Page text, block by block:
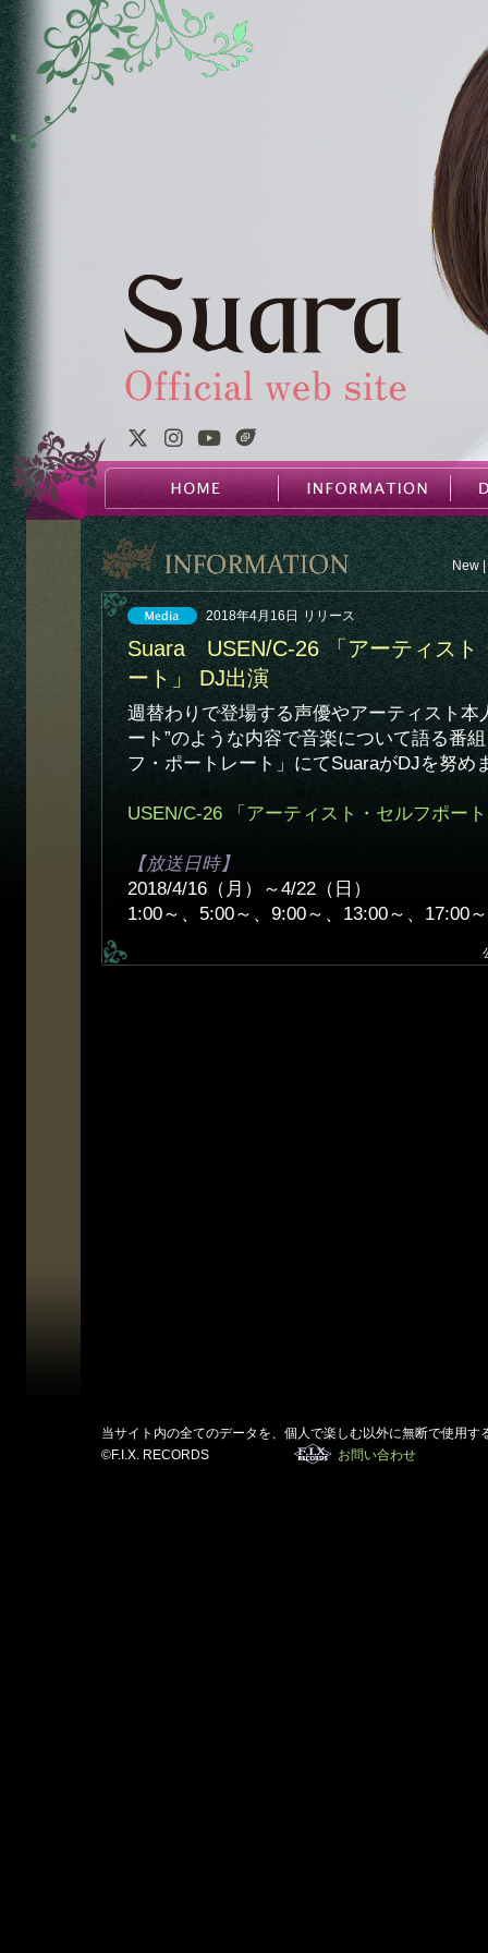
New |
2018年4月16日 リリース
Suara USEN/C-26 「アーティスト
ート」 DJ出演
週替わりで登場する声優やアーティスト本
ート”のような内容で音楽について語る番
フ・ポートレート」にてSuaraがDJを努め
USEN/C-26 「アーティスト・セルフポー
【放送日時】
2018/4/16（月）～4/22（日）
1:00～、5:00～、9:00～、13:00～、17:00
当サイト内の全てのデータを、個人で楽しむ以外に無断で使用す
©F.I.X. RECORDS
お問い合わせ